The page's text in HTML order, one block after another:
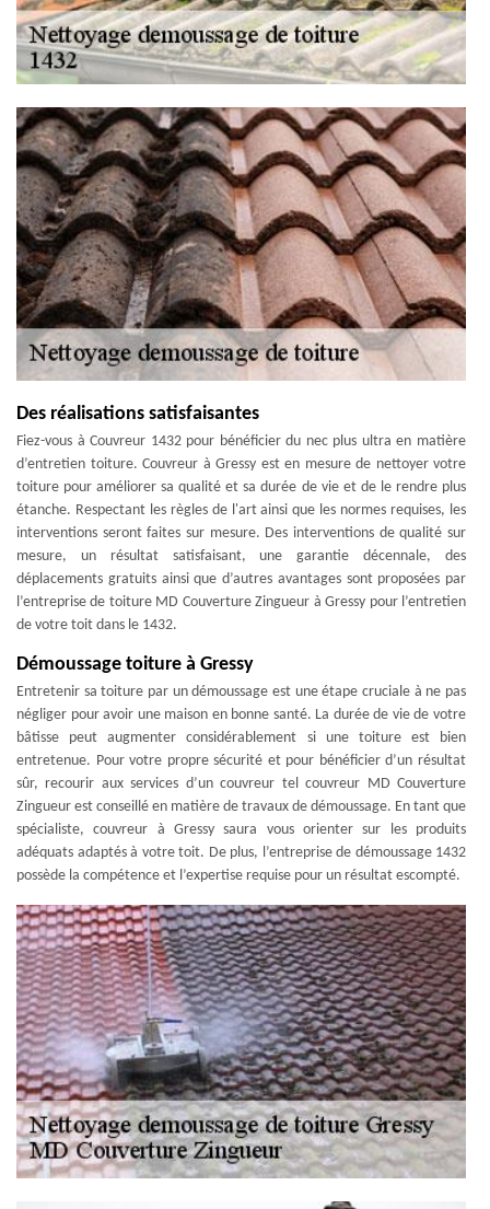
Des réalisations satisfaisantes
Fiez-vous à Couvreur 1432 pour bénéficier du nec plus ultra en matière
d’entretien toiture. Couvreur à Gressy est en mesure de nettoyer votre
toiture pour améliorer sa qualité et sa durée de vie et de le rendre plus
étanche. Respectant les règles de l'art ainsi que les normes requises, les
interventions seront faites sur mesure. Des interventions de qualité sur
mesure, un résultat satisfaisant, une garantie décennale, des
déplacements gratuits ainsi que d’autres avantages sont proposées par
l’entreprise de toiture MD Couverture Zingueur à Gressy pour l’entretien
de votre toit dans le 1432.
Démoussage toiture à Gressy
Entretenir sa toiture par un démoussage est une étape cruciale à ne pas
négliger pour avoir une maison en bonne santé. La durée de vie de votre
bâtisse peut augmenter considérablement si une toiture est bien
entretenue. Pour votre propre sécurité et pour bénéficier d’un résultat
sûr, recourir aux services d’un couvreur tel couvreur MD Couverture
Zingueur est conseillé en matière de travaux de démoussage. En tant que
spécialiste, couvreur à Gressy saura vous orienter sur les produits
adéquats adaptés à votre toit. De plus, l’entreprise de démoussage 1432
possède la compétence et l’expertise requise pour un résultat escompté.